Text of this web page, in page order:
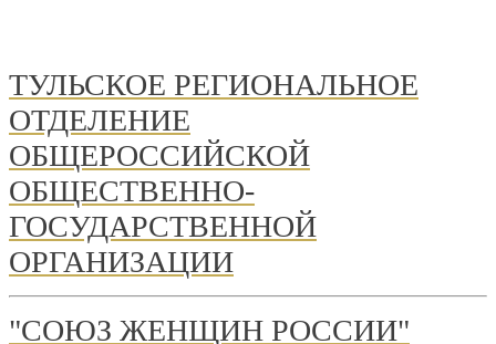
ТУЛЬСКОЕ РЕГИОНАЛЬНОЕ
ОТДЕЛЕНИЕ
ОБЩЕРОССИЙСКОЙ
ОБЩЕСТВЕННО-
ГОСУДАРСТВЕННОЙ
ОРГАНИЗАЦИИ
"СОЮЗ ЖЕНЩИН РОССИИ"